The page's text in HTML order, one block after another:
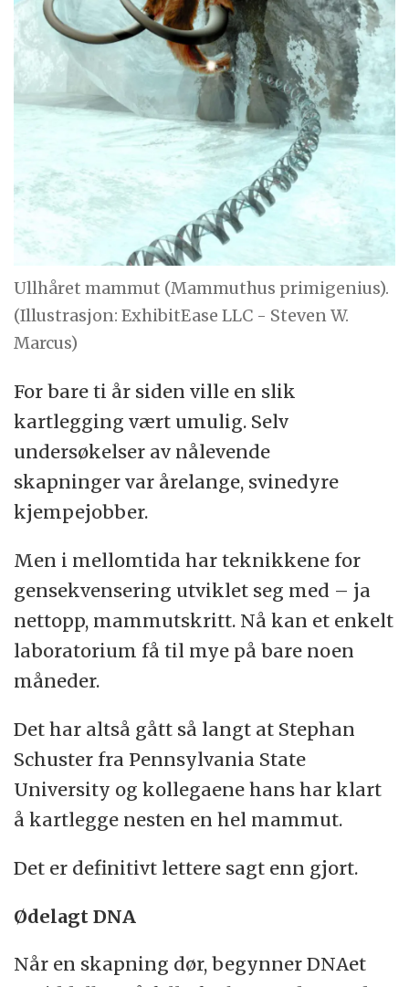
Ullhåret mammut (Mammuthus primigenius).
(Illustrasjon: ExhibitEase LLC - Steven W.
Marcus)
For bare ti år siden ville en slik
kartlegging vært umulig. Selv
undersøkelser av nålevende
skapninger var årelange, svinedyre
kjempejobber.
Men i mellomtida har teknikkene for
gensekvensering utviklet seg med – ja
nettopp, mammutskritt. Nå kan et enkelt
laboratorium få til mye på bare noen
måneder.
Det har altså gått så langt at Stephan
Schuster fra Pennsylvania State
University og kollegaene hans har klart
å kartlegge nesten en hel mammut.
Det er definitivt lettere sagt enn gjort.
Ødelagt DNA
Når en skapning dør, begynner DNAet